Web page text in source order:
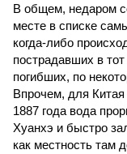
В общем, недаром
месте в списке
когда-либо
пострадавших в
погибших, по
Впрочем, для Китая
1887 года вода
Хуанхэ и быстро
как местность там